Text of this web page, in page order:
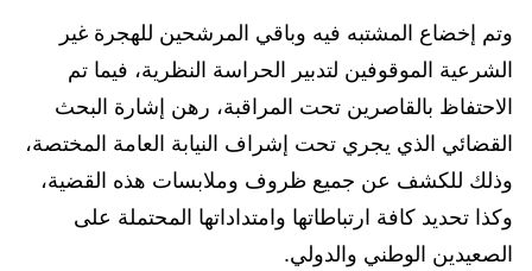
وتم إخضاع المشتبه فيه وباقي المرشحين للهجرة غير
الشرعية الموقوفين لتدبير الحراسة النظرية، فيما تم
الاحتفاظ بالقاصرين تحت المراقبة، رهن إشارة البحث
القضائي الذي يجري تحت إشراف النيابة العامة المختصة،
وذلك للكشف عن جميع ظروف وملابسات هذه القضية،
وكذا تحديد كافة ارتباطاتها وامتداداتها المحتملة على
الصعيدين الوطني والدولي.